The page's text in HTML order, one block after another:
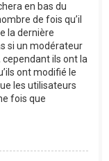
en bas du
de fois qu’il
la dernière
si un modérateur
ils ont la
ont modifié le
les utilisateurs
fois que